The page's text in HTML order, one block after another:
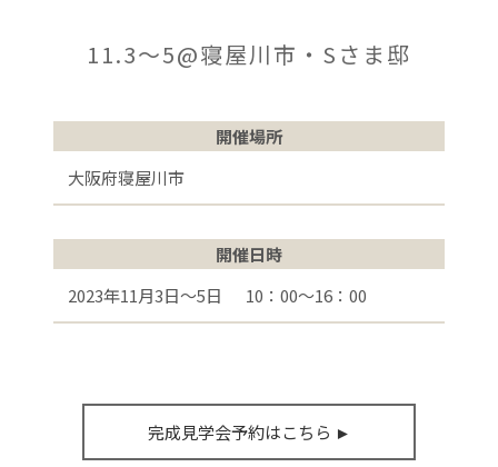
11.3～5@寝屋川市・Sさま邸
開催場所
大阪府寝屋川市
開催日時
2023年11⽉3日〜5日 10：00〜16：00
完成見学会予約はこちら ►